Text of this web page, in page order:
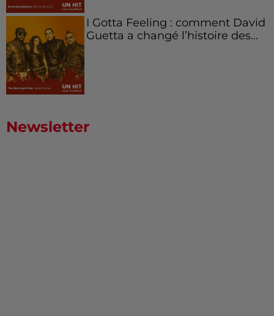
I Gotta Feeling : comment David
Guetta a changé l’histoire des...
Newsletter